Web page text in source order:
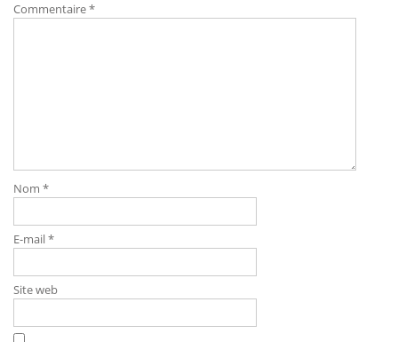
Commentaire*
Nom *
E-mail*
Site web